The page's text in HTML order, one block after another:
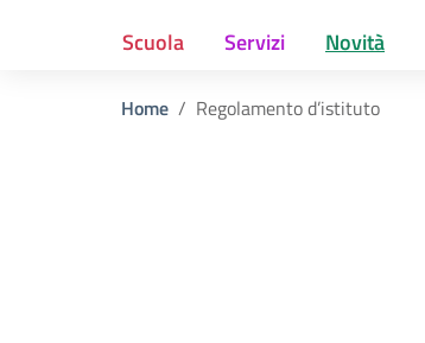
Scuola Servizi Novità
Home Regolamento d’istituto